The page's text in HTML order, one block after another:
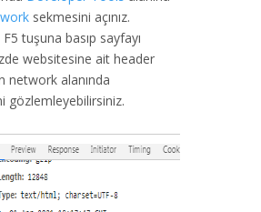
sekmesini açınız.
F5 tuşuna basıp sayfayı
websitesine ait header
network alanında
gözlemleyebilirsiniz.